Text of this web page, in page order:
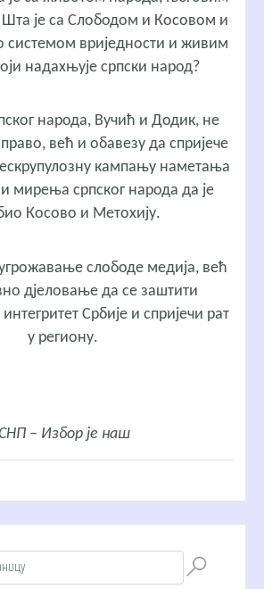
је са Слободом и Косовом и
системом вриједности и живим
надахњује српски народ?
народа, Вучић и Додик, не
већ и обавезу да спријече
кампању наметања
мирења српског народа да је
Косово и Метохију.
слободе медија, већ
дјеловање да се заштити
Србије и спријечи рат
у региону.
– Избор је наш